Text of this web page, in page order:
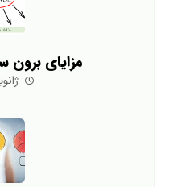
مزایای برون
ژانویه